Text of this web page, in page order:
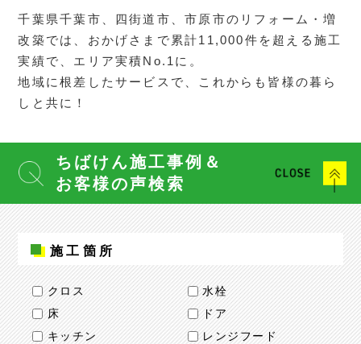
千葉県千葉市、四街道市、市原市のリフォーム・増
改築では、おかげさまで累計11,000件を超える施工
実績で、エリア実積No.1に。
地域に根差したサービスで、これからも皆様の暮ら
しと共に！
ちばけん施工事例＆
お客様の声検索
施工箇所
クロス
水栓
床
ドア
キッチン
レンジフード